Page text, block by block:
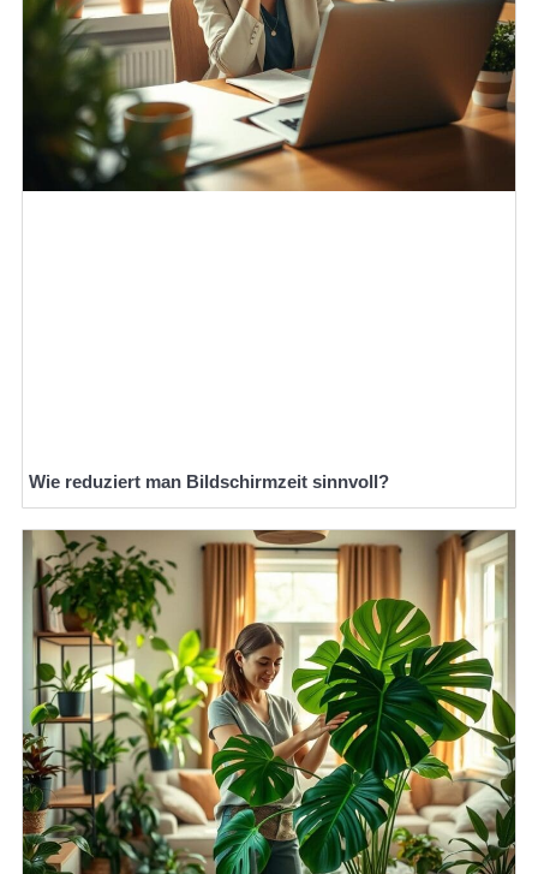
Wie reduziert man Bildschirmzeit sinnvoll?